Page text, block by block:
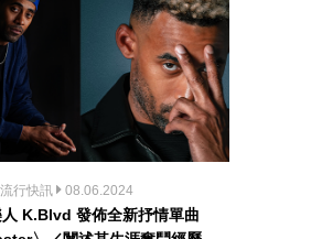
流行快訊 08.06.2024
K.Blvd 發佈全新抒情單曲